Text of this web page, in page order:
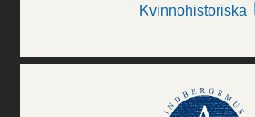
Kvinnohistoriska